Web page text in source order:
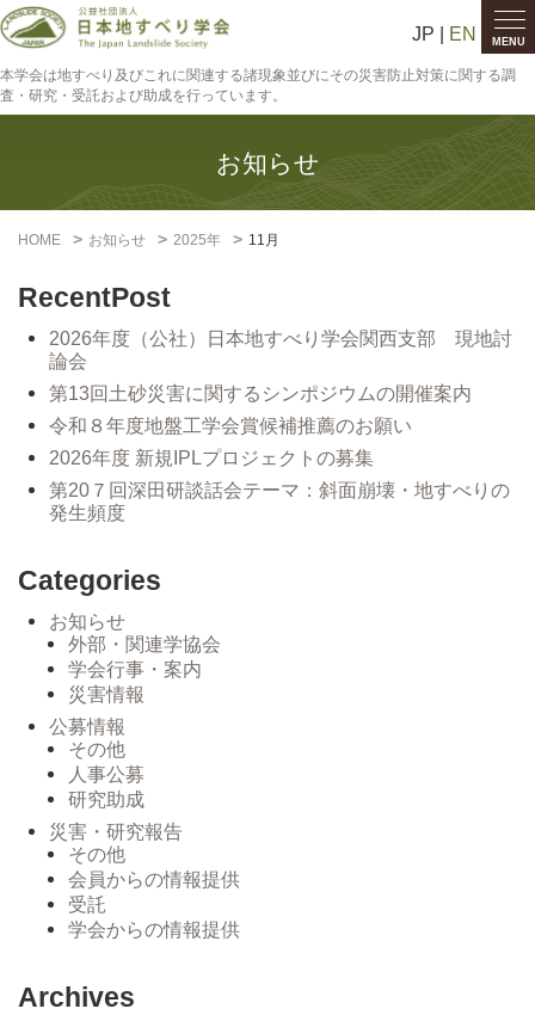
MENU
JP | EN
本学会は地すべり及びこれに関連する諸現象並びにその災害防止対策に関する調
査・研究・受託および助成を行っています。
お知らせ
HOME お知らせ 2025年 11月
RecentPost
2026年度（公社）日本地すべり学会関西支部 現地討
論会
第13回土砂災害に関するシンポジウムの開催案内
令和８年度地盤工学会賞候補推薦のお願い
2026年度 新規IPLプロジェクトの募集
第20７回深田研談話会テーマ：斜面崩壊・地すべりの
発生頻度
Categories
お知らせ
外部・関連学協会
学会行事・案内
災害情報
公募情報
その他
人事公募
研究助成
災害・研究報告
その他
会員からの情報提供
受託
学会からの情報提供
Archives